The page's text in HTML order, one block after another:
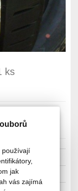
používají
jak
vás zajímá
ks
pneu